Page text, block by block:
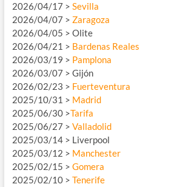
2026/04/17 > Sevilla
2026/04/07 > Zaragoza
2026/04/05 > Olite
2026/04/21 > Bardenas Reales
2026/03/19 > Pamplona
2026/03/07 > Gijón
2026/02/23 > Fuerteventura
2025/10/31 > Madrid
2025/06/30 >Tarifa
2025/06/27 > Valladolid
2025/03/14 > Liverpool
2025/03/12 > Manchester
2025/02/15 > Gomera
2025/02/10 > Tenerife